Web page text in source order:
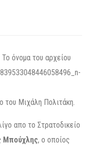
Μιχάλη Πολιτάκη.
απο το Στρατοδικείο
Μπούχλης, ο οποίος